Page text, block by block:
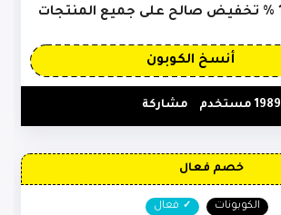
أنسخ الكوبون
1989 مستخدم مشاركة
خصم فعال
الكوبونات فعال